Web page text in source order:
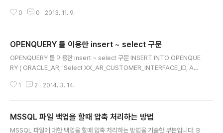
는데 문제 없도록 했다. WITH Recursive_CTE AS ( S
NameBase, child.ParentDeptID, CAST('>> ' as v
archar(100)) LVL, CAST(right('0000'+convert(va
rchar(4), child.DeptID), 4) as varchar(100)) Hiera
0 0 2013. 11. 9.
OPENQUERY 를 이용한 insert ~ select 구문
OPENQUERY 를 이용한 insert ~ select 구문 INSERT INTO OPENQUE
RY ( ORACLE_AR, 'Select XX_AR_CUSTOMER_INTERFACE_ID, AC
ON_TYPE, CREATED_BY, CREATION_DATE, STATUS_CODE, FRO
USTOMER_INTERFACE_ID_S.nextval from dual') ) AS ID, sCustID,
Credit_Approval_D..
1 2 2014. 3. 14.
MSSQL 파일 백업을 할때 압축 처리하는 방법
MSSQL 파일에 대한 백업을 할때 압축 처리하는 방법을 기술한 부분입니다. B